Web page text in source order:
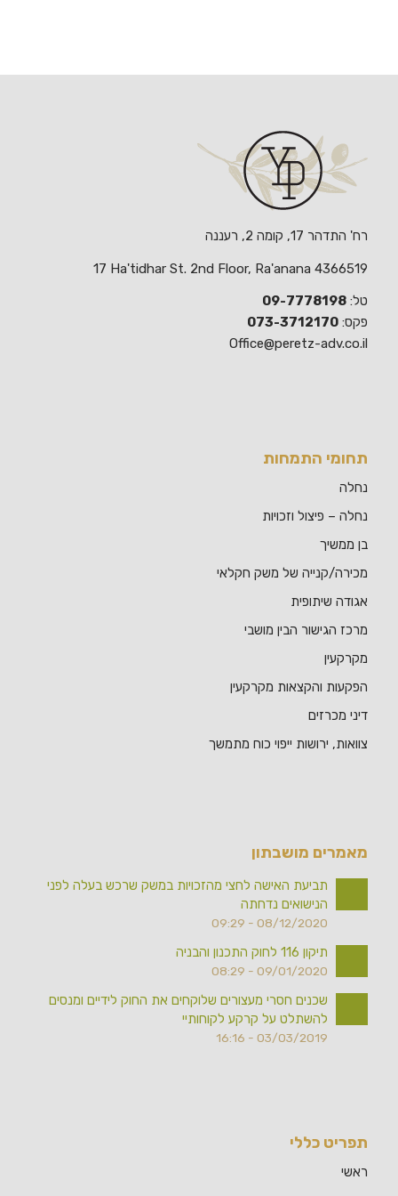
רח' התדהר 17, קומה 2, רעננה
17 Ha'tidhar St. 2nd Floor, Ra'anana 4366519
טל: 09-7778198
פקס: 073-3712170
Office@peretz-adv.co.il
תחומי התמחות
נחלה
נחלה – פיצול וזכויות
בן ממשיך
מכירה/קנייה של משק חקלאי
אגודה שיתופית
מרכז הגישור הבין מושבי
מקרקעין
הפקעות והקצאות מקרקעין
דיני מכרזים
צוואות, ירושות ייפוי כוח מתמשך
מאמרים מושבתון
תביעת האישה לחצי מהזכויות במשק שרכש בעלה לפני
הנישואים נדחתה
08/12/2020 - 09:29
תיקון 116 לחוק התכנון והבניה
09/01/2020 - 08:29
שכנים חסרי מעצורים שלוקחים את החוק לידיים ומנסים
להשתלט על קרקע לקוחותיי
03/03/2019 - 16:16
תפריט כללי
ראשי